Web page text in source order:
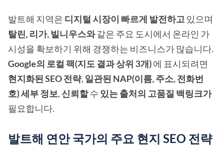
발트해 지역은 디지털 시장이 빠르게 발전하고 있으며
탈린, 리가, 빌니우스와같은 주요 도시에서 온라인 가
시성을 확보하기 위해 경쟁하는 비즈니스가 많습니다.
Google의 로컬 팩(지도 결과 상위 3개)에 표시되려면
현지화된 SEO 전략, 일관된 NAP(이름, 주소, 전화번
호) 세부 정보, 신뢰할수 있는 출처의 고품질 백링크가
필요합니다.
발트해 연안 국가의 주요 현지 SEO 전략